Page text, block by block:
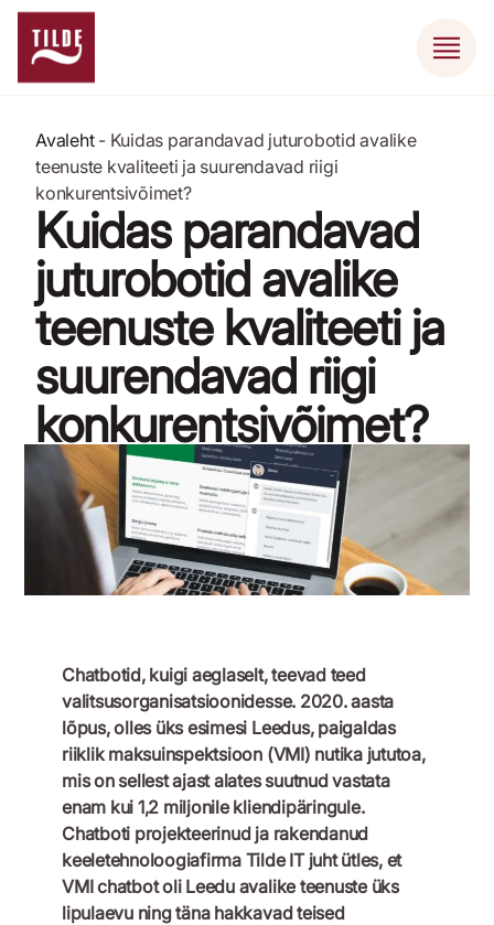
Avaleht- Kuidas parandavad juturobotid avalike
teenuste kvaliteeti ja suurendavad riigi
konkurentsivõimet?
Kuidas parandavad
juturobotid avalike
teenuste kvaliteeti ja
suurendavad riigi
konkurentsivõimet?
24. aprill 2023
Chatbotid, kuigi aeglaselt, teevad teed
valitsusorganisatsioonidesse. 2020. aasta
lõpus, olles üks esimesi Leedus, paigaldas
riiklik maksuinspektsioon (VMI) nutika jututoa,
mis on sellest ajast alates suutnud vastata
enam kui 1,2 miljonile kliendipäringule.
Chatboti projekteerinud ja rakendanud
keeletehnoloogiafirma Tilde IT juht ütles, et
VMI chatbot oli Leedu avalike teenuste üks
lipulaevu ning täna hakkavad teised